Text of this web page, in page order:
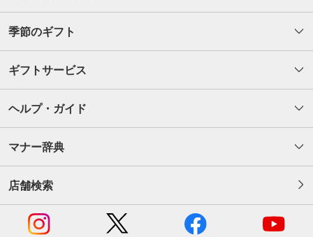
季節のギフト
ギフトサービス
ヘルプ・ガイド
マナー辞典
店舗検索